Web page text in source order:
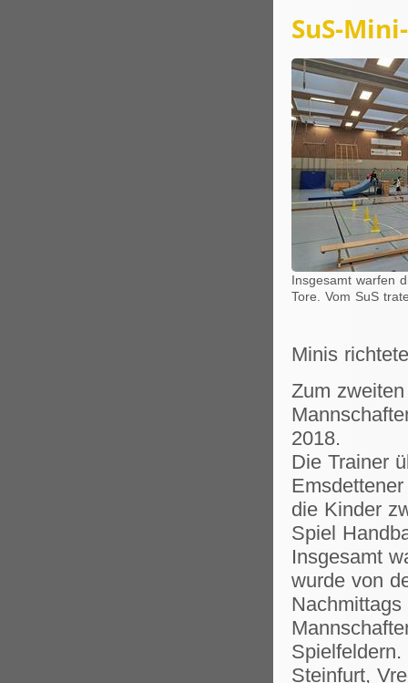
SuS-
Insgesamt warfen
Tore. Vom SuS
Minis
Zum
2018.
Die Trainer
die Kinder
Spiel
Insgesamt
wurde von
Steinfurt,